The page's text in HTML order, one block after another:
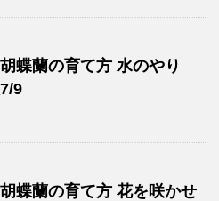
蝶蘭の育て方 水のやり
9
蝶蘭の育て方 花を咲かせ